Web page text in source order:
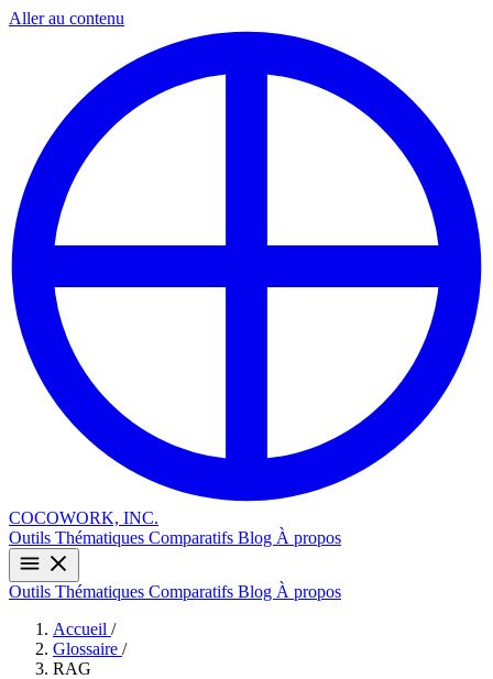
Aller au contenu
COCOWORK, INC.
Outils Thématiques Comparatifs Blog À propos
Outils Thématiques Comparatifs Blog À propos
Accueil /
Glossaire /
RAG